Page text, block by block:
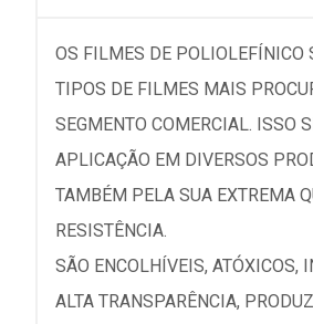
OS FILMES DE POLIOLEFÍNICO
TIPOS DE FILMES MAIS
SEGMENTO COMERCIAL. ISSO
APLICAÇÃO EM DIVERSOS
TAMBÉM PELA SUA EXTREMA
RESISTÊNCIA.
SÃO ENCOLHÍVEIS, ATÓXICOS,
ALTA TRANSPARÊNCIA,